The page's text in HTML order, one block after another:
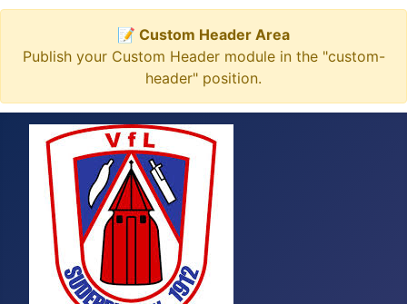
📝 Custom Header Area
Publish your Custom Header module in the "custom-
header" position.